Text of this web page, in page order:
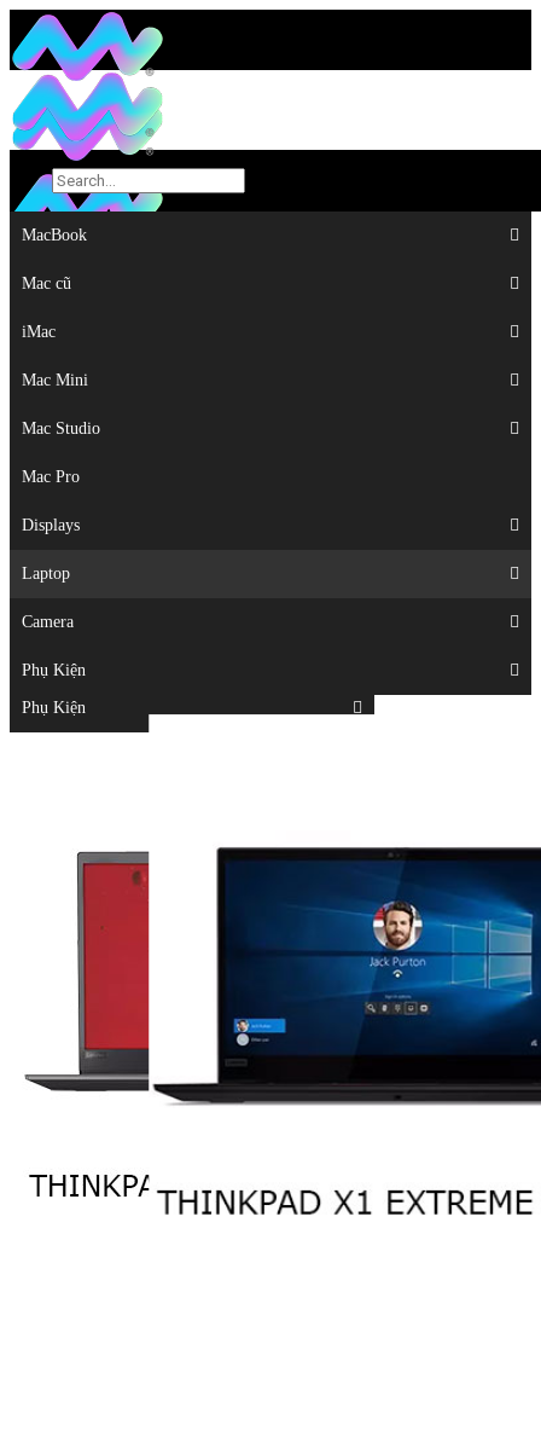
MacBook
Mac cũ
iMac
Mac Mini
Mac Studio
Mac Pro
Displays
Laptop
Camera
Phụ Kiện
MacBook
Mac cũ
iMac
Mac Mini
Mac Studio
Mac Pro
Displays
Laptop
Camera
Phụ Kiện
Top